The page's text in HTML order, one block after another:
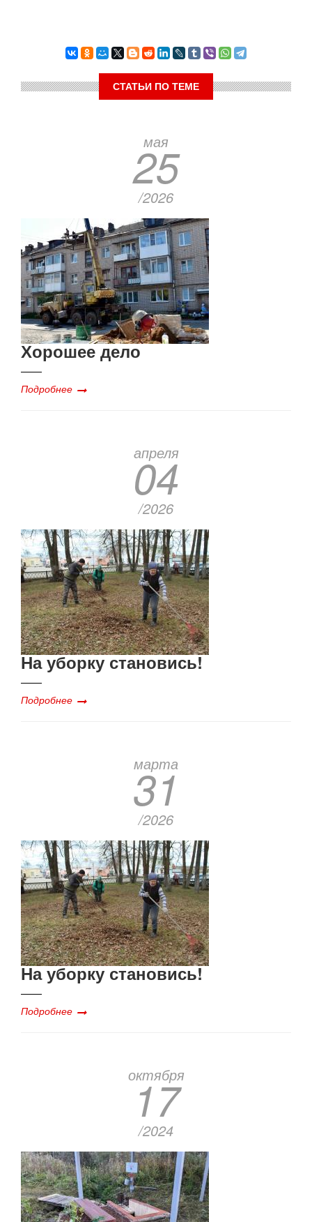
СТАТЬИ ПО ТЕМЕ
мая
25
/2026
Хорошее дело
Подробнее
апреля
04
/2026
На уборку становись!
Подробнее
марта
31
/2026
На уборку становись!
Подробнее
октября
17
/2024